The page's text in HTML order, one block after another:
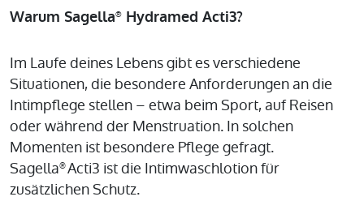
Warum Sagella® Hydramed Acti3?
Im Laufe deines Lebens gibt es verschiedene
Situationen, die besondere Anforderungen an die
Intimpflege stellen – etwa beim Sport, auf Reisen
oder während der Menstruation. In solchen
Momenten ist besondere Pflege gefragt.
Sagella®Acti3 ist die Intimwaschlotion für
zusätzlichen Schutz.